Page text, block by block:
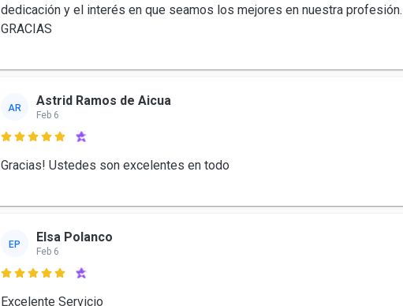
dedicación y el interés en que seamos los mejores en nuestra profesión.
GRACIAS
AR Astrid Ramos de Aicua
Feb 6

Gracias! Ustedes son excelentes en todo
EP Elsa Polanco
Feb 6

Excelente Servicio